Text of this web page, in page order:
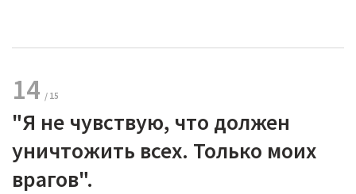
14
"Я не чувствую, что должен
уничтожить всех. Только моих
врагов".